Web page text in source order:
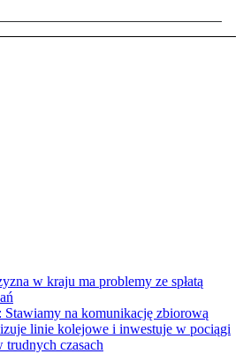
w kraju ma problemy ze spłatą
Stawiamy na komunikację zbiorową
linie kolejowe i inwestuje w pociągi
trudnych czasach